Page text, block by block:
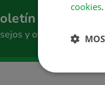
informativo
y ofertas
cookies